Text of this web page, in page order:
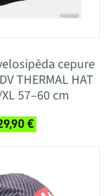
cepure
THERMAL HAT
57–60 cm
€